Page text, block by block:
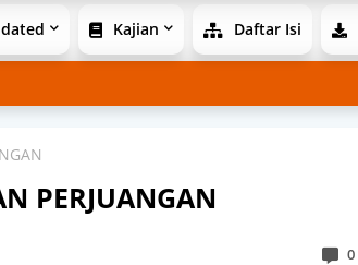
Kajian Daftar Isi
PERJUANGAN
0